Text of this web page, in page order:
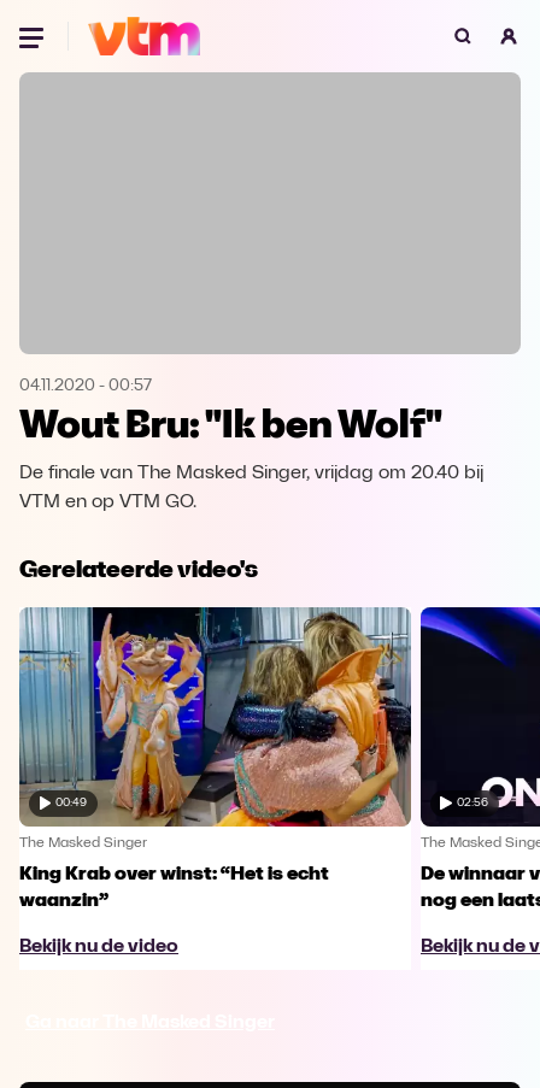
Oeps, browser niet ondersteund
Microsoft Edge Download
Download
04.11.2020 - 00:57
Wout Bru: "Ik ben Wolf"
De finale van The Masked Singer, vrijdag om 20.40 bij
VTM en op VTM GO.
Gerelateerde video's
00:49
The Masked Singer
King Krab over winst: “Het is echt
waanzin”
Bekijk nu de video
02:56
The Masked
De winnaar
nog een
Bekijk nu de